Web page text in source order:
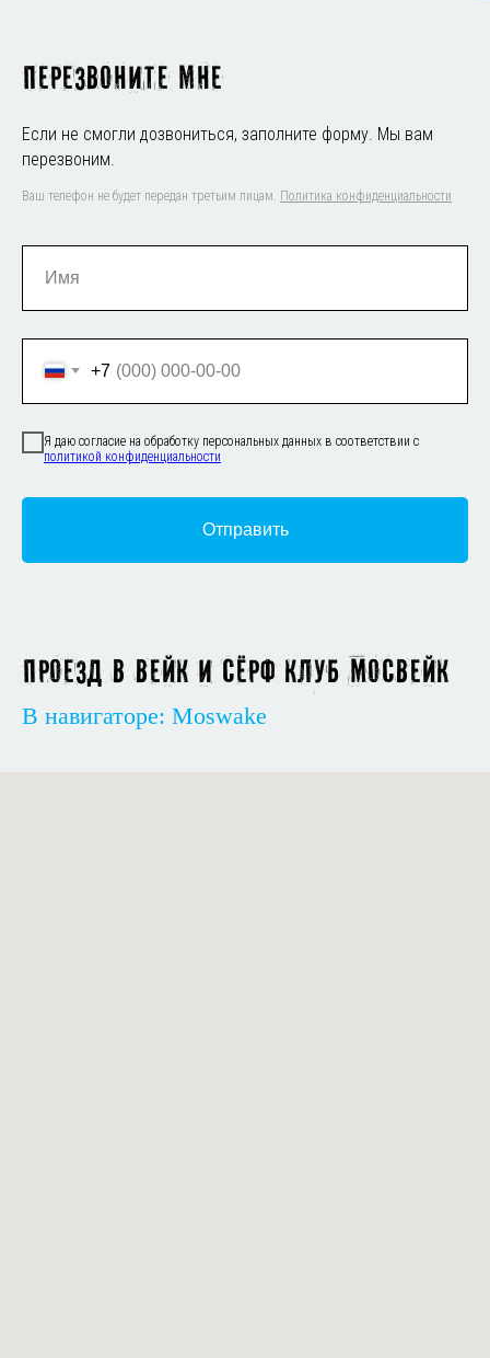
Перезвоните мне
Если не смогли дозвониться, заполните форму. Мы вам
перезвоним.
Ваш телефон не будет передан третьим лицам. Политика конфиденциальности
+7
Я даю согласие на обработку персональных данных в соответствии с
политикой конфиденциальности
Отправить
Проезд в вейк и сёрф клуб Мосвейк
В навигаторе: Moswake